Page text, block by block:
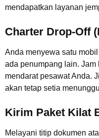
mendapatkan layanan
Charter Drop-Off
Anda menyewa satu
ada penumpang lain.
mendarat pesawat Anda.
akan tetap setia
Kirim Paket Kilat
Melayani titip dokumen